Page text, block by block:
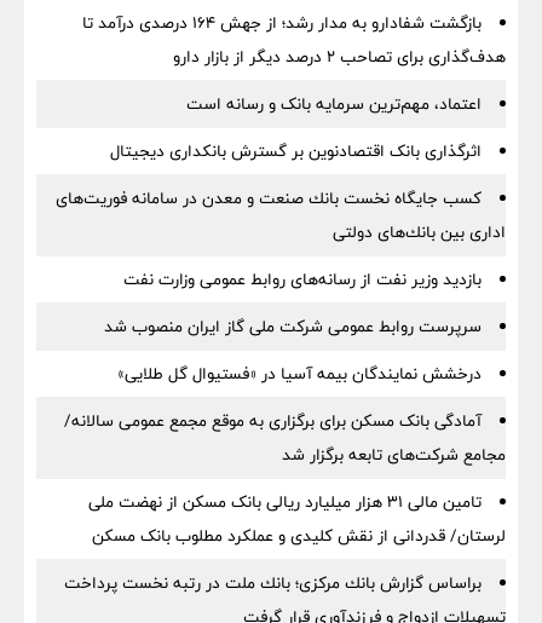
بازگشت شفادارو به مدار رشد؛ از جهش ۱۶۴ درصدی درآمد تا
هدف‌گذاری برای تصاحب ۲ درصد دیگر از بازار دارو
اعتماد، مهم‌ترین سرمایه بانک و رسانه است
اثرگذاری بانک اقتصادنوین بر گسترش بانکداری دیجیتال
كسب جایگاه نخست بانك صنعت و معدن در سامانه فوریت‌های
اداری بین بانك‌های دولتی
بازدید وزیر نفت از رسانه‌های روابط عمومی وزارت نفت
سرپرست روابط عمومی شركت ملی گاز ایران منصوب شد
درخشش نمایندگان بیمه آسیا در «فستیوال گل طلایی»
آمادگی بانک مسکن برای برگزاری به موقع مجمع عمومی سالانه/
مجامع شرکت‌های تابعه برگزار شد
تامین مالی ۳۱ هزار میلیارد ریالی بانک مسکن از نهضت ملی
لرستان/ قدردانی از نقش کلیدی و عملکرد مطلوب بانک مسکن
براساس گزارش بانك مركزی؛ بانك ملت در رتبه نخست پرداخت
تسهیلات ازدواج و فرزندآوری قرار گرفت